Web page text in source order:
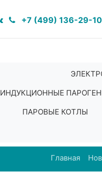
+7 (499) 136-29-10
ИНДУКЦИОННЫЕ
ПАРОВЫЕ КОТЛЫ
Главная